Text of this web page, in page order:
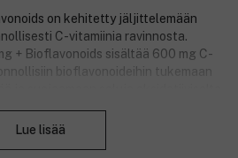
on kehitetty jäljittelemään
C-vitamiinia ravinnosta.
+ Bioflavonoids sisältää 600 mg C-
bioflavonoideihin tukemaan
Täydellinen sinulle, joka haluat
Lue lisää